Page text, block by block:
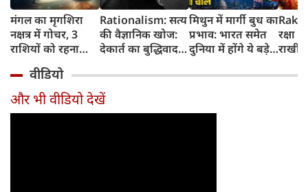
मंगल का मृगशिरा
नक्षत्र में गोचर, 3
राशियों को रहना
सावधान
Rationalism: सत्य
की वैज्ञानिक खोज:
देकार्त का बुद्धिवाद
का जन्म
मिथुन में मार्गी बुध का
प्रभाव: भारत समेत
दुनिया में होंगे ये बड़े
रक्षा
राखी
वीडियो
और भी वीडियो देखें